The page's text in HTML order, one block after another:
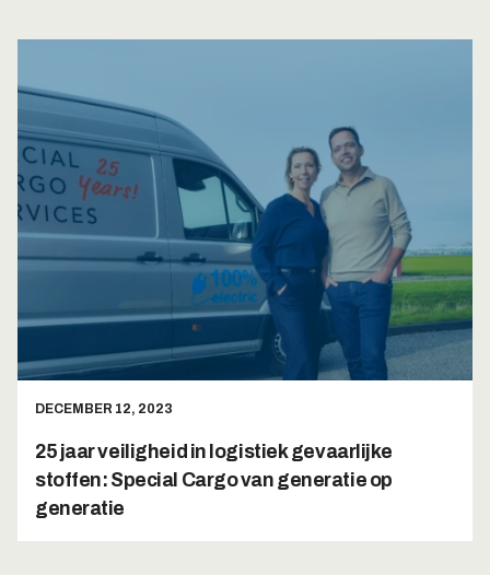
DECEMBER 12, 2023
25 jaar veiligheid in logistiek gevaarlijke
stoffen: Special Cargo van generatie op
generatie